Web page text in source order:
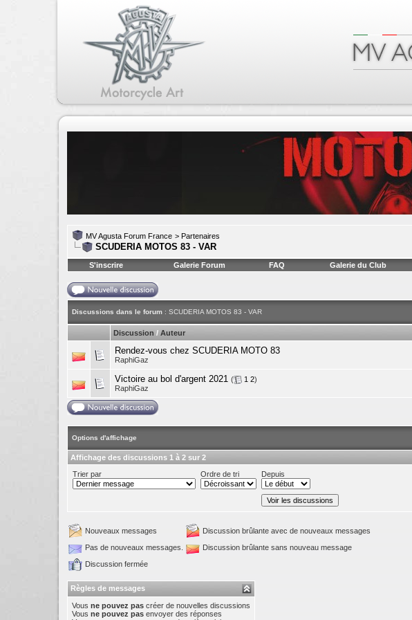
MV Agusta Forum France > Partenaires
SCUDERIA MOTOS 83 - VAR
S'inscrire
Galerie Forum FAQ Galerie du Club
Discussions dans le forum : SCUDERIA MOTOS 83 - VAR
Discussion / Auteur
Rendez-vous chez SCUDERIA MOTO 83
RaphiGaz
Victoire au bol d'argent 2021 ( 1 2)
RaphiGaz
Options d'affichage
Affichage des discussions 1 à 2 sur 2
Trier par
Ordre de tri Depuis
Nouveaux messages
Discussion brûlante avec de nouveaux messages
Pas de nouveaux messages.
Discussion brûlante sans nouveau message
Discussion fermée
Règles de messages
Vous ne pouvez pas créer de nouvelles discussions
Vous ne pouvez pas envoyer des réponses